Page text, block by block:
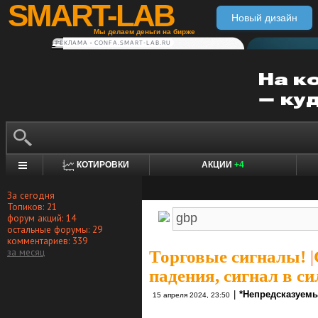
SMART-LAB
Мы делаем деньги на бирже
Новый дизайн
РЕКЛАМА • CONFA.SMART-LAB.RU
КОТИРОВКИ АКЦИИ +4
За сегодня
Топиков: 21
форум акций: 14
остальные форумы: 29
комментариев: 339
за месяц
Торговые сигналы! |
падения, сигнал в
15 апреля 2024, 23:50